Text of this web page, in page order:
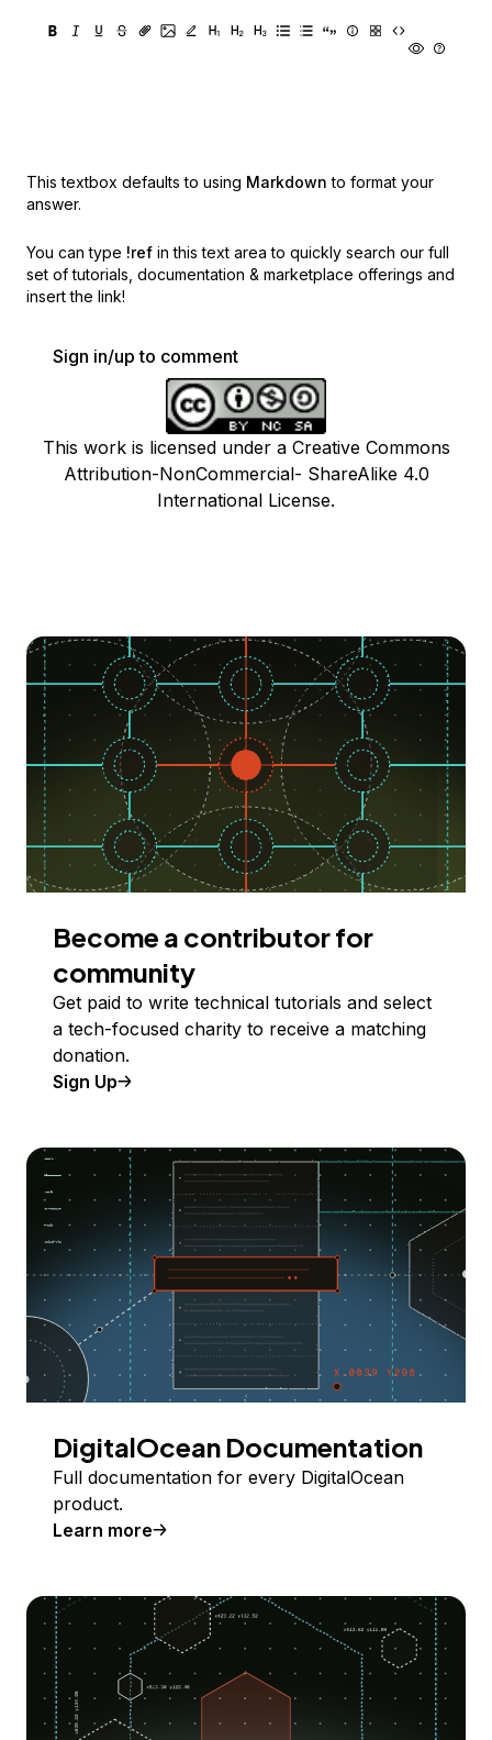
This textbox defaults to using Markdown to format your
answer.
You can type !ref in this text area to quickly search our full
set of tutorials, documentation & marketplace offerings and
insert the link!
Sign in/up to comment
This work is licensed under a Creative Commons
Attribution-NonCommercial- ShareAlike 4.0
International License.
Become a contributor for
community
Get paid to write technical tutorials and select
a tech-focused charity to receive a matching
donation.
Sign Up
DigitalOcean Documentation
Full documentation for every DigitalOcean
product.
Learn more